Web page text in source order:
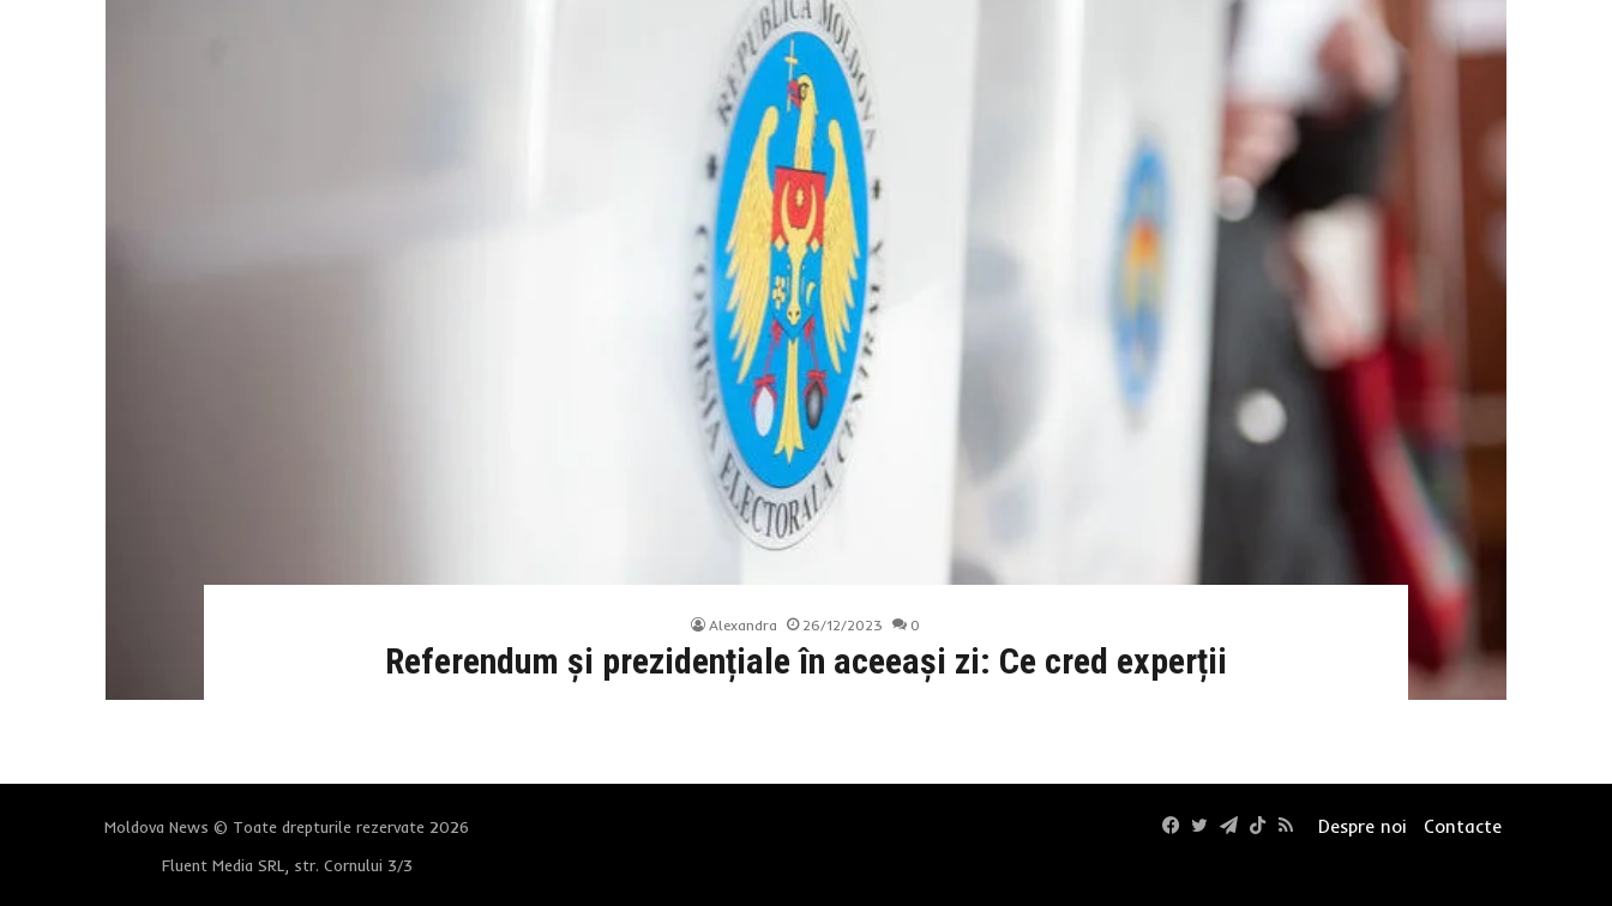
Alexandra 26/12/2023 0
Referendum și prezidențiale în aceeași zi: Ce cred experții
Moldova News © Toate drepturile rezervate 2026
Fluent Media SRL, str. Cornului 3/3
Despre noi Contacte
Facebook
Twitter
Telegram
TikTok
RSS